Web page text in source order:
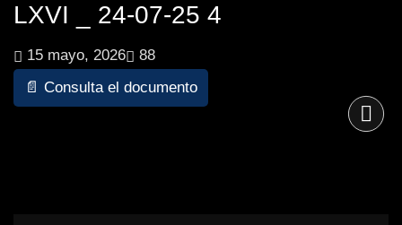
LXVI _ 24-07-25 4
15 mayo, 2026
88
📄 Consulta el documento